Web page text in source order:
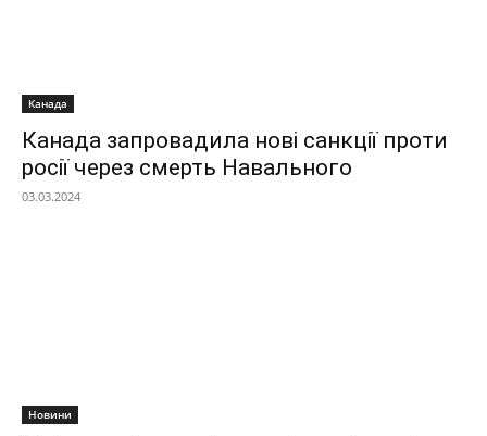
Канада
Канада запровадила нові санкції проти
росії через смерть Навального
03.03.2024
Новини